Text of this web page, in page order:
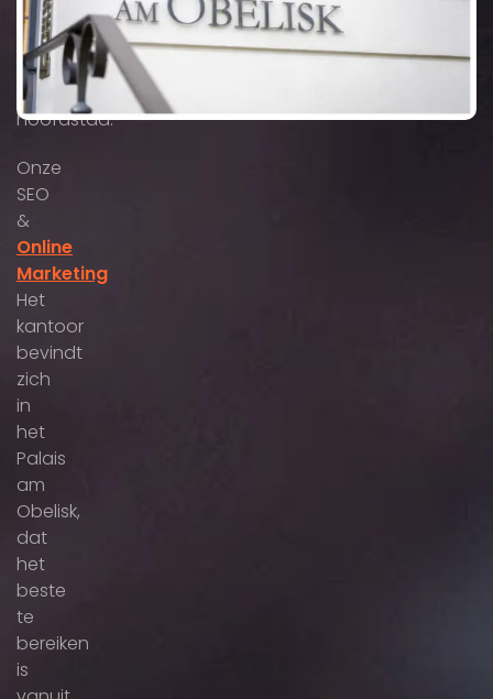
boulevards
in
de
Beierse
hoofdstad.
Onze
SEO
&
Online
Marketing
Het
kantoor
bevindt
zich
in
het
Palais
am
Obelisk,
dat
het
beste
te
bereiken
is